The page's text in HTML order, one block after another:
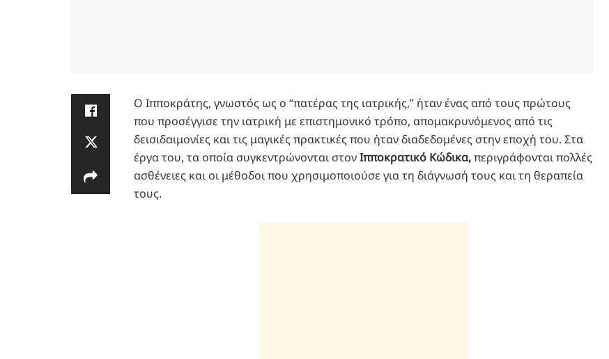
Ο Ιπποκράτης, γνωστός ως ο “πατέρας της ιατρικής,” ήταν ένας από τους πρώτους
που προσέγγισε την ιατρική με επιστημονικό τρόπο, απομακρυνόμενος από τις
δεισιδαιμονίες και τις μαγικές πρακτικές που ήταν διαδεδομένες στην εποχή του. Στα
έργα του, τα οποία συγκεντρώνονται στονΙπποκρατικό Κώδικα,περιγράφονται πολλές
ασθένειες και οι μέθοδοι που χρησιμοποιούσε για τη διάγνωσή τους και τη θεραπεία
τους.